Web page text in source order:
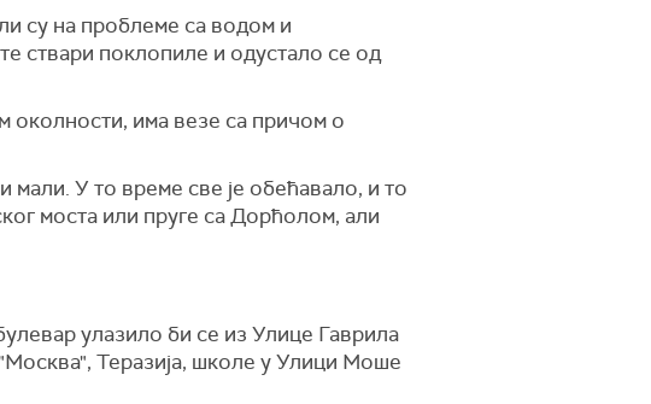
су на проблеме са водом и
ствари поклопиле и одустало се од
околности, има везе са причом о
мали. У то време све је обећавало, и то
моста или пруге са Дорћолом, али
улазило би се из Улице Гаврила
Теразија, школе у Улици Моше